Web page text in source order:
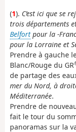
(1). C’est ici que se
trois départements
Belfort pour la -
pour la Lorraine et
Prendre à gauche
Blanc/Rouge du GR
de partage des
mer du Nord, à
Méditerranée.
Prendre de
fait le tour du
panoramas sur la